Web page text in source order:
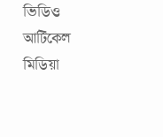
ভিডিও
আর্টিকেল
মিডিয়া